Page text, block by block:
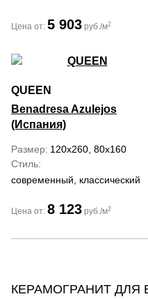
Цена от: 5 903 руб./м2
QUEEN
Benadresa Azulejos
(Испания)
Размер 120x260, 80x160
Стиль
современный, классический
Цена от: 8 123 руб./м2
КЕРАМОГРАНИТ ДЛЯ